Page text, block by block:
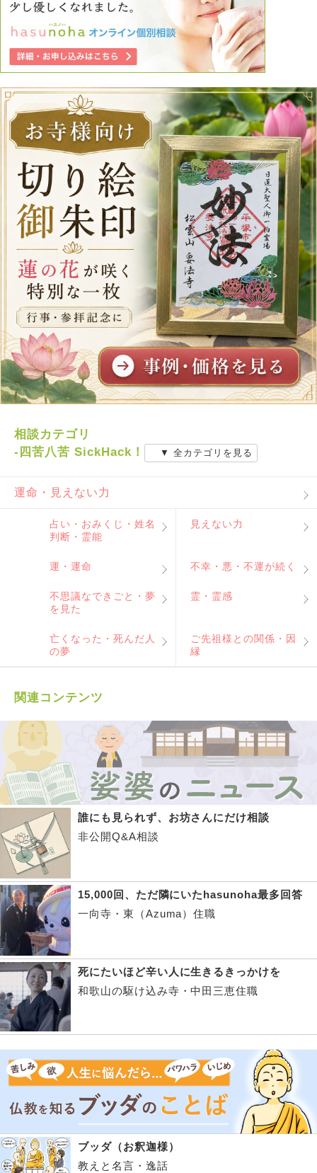
相談カテゴリ
-四苦八苦 SickHack！
▼ 全カテゴリを見る
運命・見えない力
占い・おみくじ・姓名
判断・霊能
見えない力
運・運命 不幸・悪・不運が続く
不思議なできごと・夢
を見た
霊・霊感
亡くなった・死んだ人
の夢
ご先祖様との関係・因
縁
関連コンテンツ
誰にも見られず、お坊さんにだけ相談
非公開Q&A相談
15,000回、ただ隣にいたhasunoha最多回答
一向寺・東（Azuma）住職
死にたいほど辛い人に生きるきっかけを
和歌山の駆け込み寺・中田三恵住職
ブッダ（お釈迦様）
教えと名言・逸話